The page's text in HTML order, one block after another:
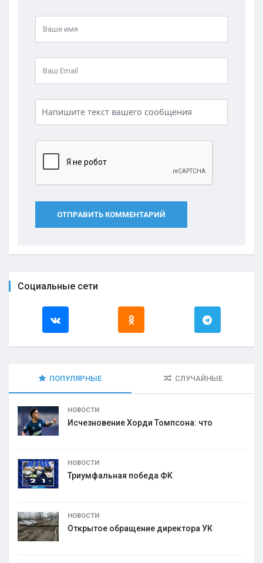
ОТПРАВИТЬ КОММЕНТАРИЙ
Социальные сети
ПОПУЛЯРНЫЕ СЛУЧАЙНЫЕ
НОВОСТИ
Исчезновение Хорди Томпсона: что
НОВОСТИ
Триумфальная победа ФК
НОВОСТИ
Открытое обращение директора УК